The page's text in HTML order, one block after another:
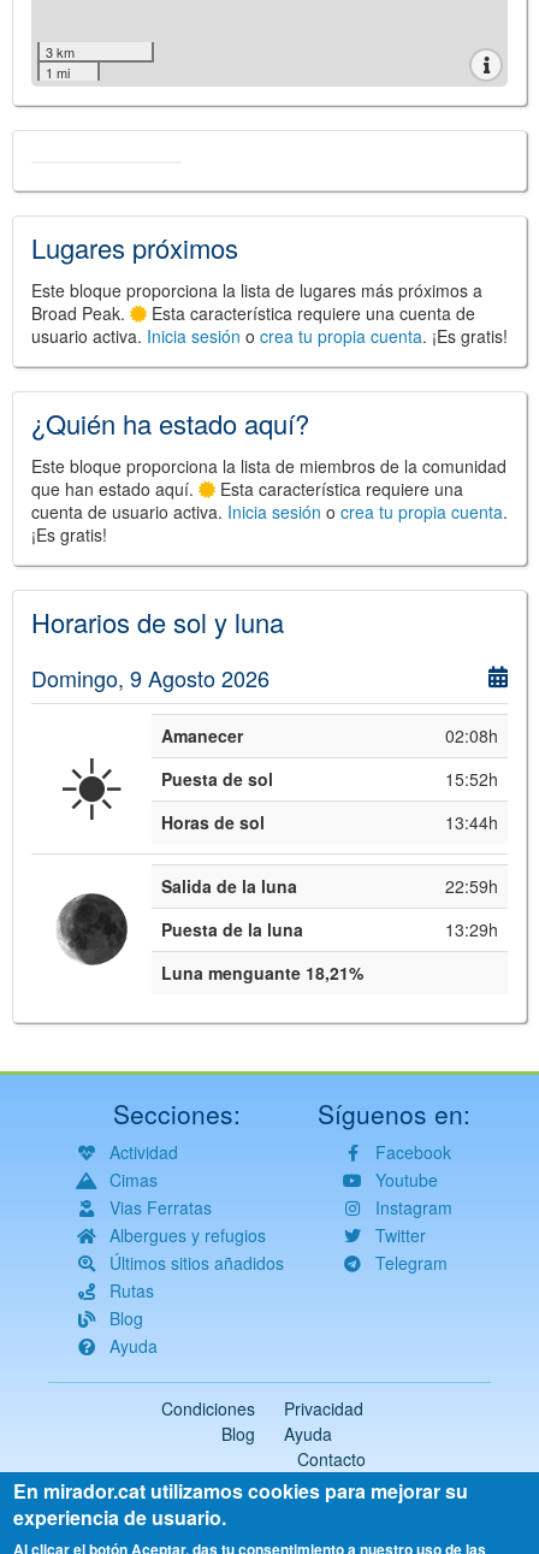
3 km
1 mi
©Leaflet
JS library for interactive maps
and its contributors
©
Lugares próximos
Este bloque proporciona la lista de lugares más próximos a
Broad Peak.
Esta característica requiere una cuenta de
usuario activa. Inicia sesión o crea tu propia cuenta. ¡Es gratis!
¿Quién ha estado aquí?
Este bloque proporciona la lista de miembros de la comunidad
que han estado aquí.
Esta característica requiere una
cuenta de usuario activa. Inicia sesión o crea tu propia cuenta.
¡Es gratis!
Horarios de sol y luna
Domingo, 9 Agosto 2026
☀️ Amanecer
02:08h
Puesta de sol
15:52h
Horas de sol
13:44h
Salida de la luna
22:59h
Puesta de la luna
13:29h
Luna menguante 18,21%
Secciones:
Actividad
Cimas
Vias Ferratas
Albergues y refugios
Últimos sitios añadidos
Rutas
Blog
Ayuda
Síguenos en:
Facebook
Youtube
Instagram
Twitter
Telegram
Condiciones
Privacidad
Blog
Ayuda
Contacto
2018-2026 ©mirador.cat
Todos los derechos reservados
Select
En mirador.cat utilizamos cookies para mejorar su
experiencia de usuario.
Al clicar el botón Aceptar, das tu consentimiento a nuestro uso de las